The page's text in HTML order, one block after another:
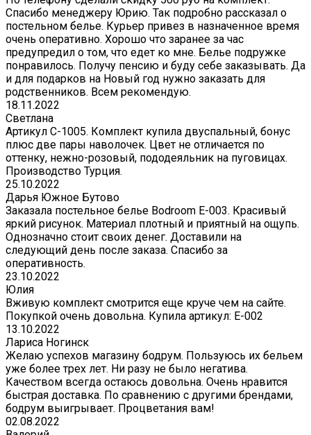
Спасибо менеджеру Юрию. Так подробно рассказал о
постельном белье. Курьер привез в назначенное время
очень оперативно. Хорошо что заранее за час
предупредил о том, что едет ко мне. Белье подружке
понравилось. Получу пенсию и буду себе заказывать. Да
и для подарков на Новый год нужно заказать для
родственников. Всем рекомендую.
18.11.2022
Светлана
Артикул С-1005. Комплект купила двуспальный, бонус
плюс две пары наволочек. Цвет не отличается по
оттенку, нежно-розовый, пододеяльник на пуговицах.
Производство Турция.
25.10.2022
Дарья Южное Бутово
Заказала постельное белье Bodroom E-003. Красивый
яркий рисунок. Материал плотный и приятный на ощупь.
Однозначно стоит своих денег. Доставили на
следующий день после заказа. Спасибо за
оперативность.
23.10.2022
Юлия
Вживую комплект смотрится еще круче чем на сайте.
Покупкой очень довольна. Купила артикул: E-002
13.10.2022
Лариса Ногинск
Желаю успехов магазину бодрум. Пользуюсь их бельем
уже более трех лет. Ни разу не было негатива.
Качеством всегда остаюсь довольна. Очень нравится
быстрая доставка. По сравнению с другими брендами,
бодрум выигрывает. Процветания вам!
02.08.2022